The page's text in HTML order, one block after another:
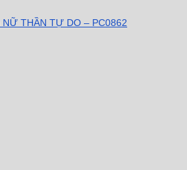
THẦN TỰ DO – PC0862